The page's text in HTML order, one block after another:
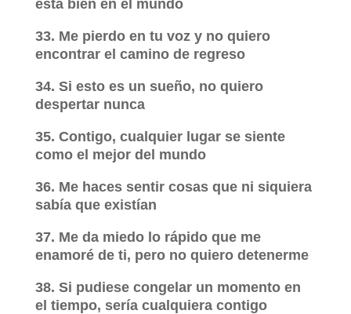
está bien en el mundo
33. Me pierdo en tu voz y no quiero
encontrar el camino de regreso
34. Si esto es un sueño, no quiero
despertar nunca
35. Contigo, cualquier lugar se siente
como el mejor del mundo
36. Me haces sentir cosas que ni siquiera
sabía que existían
37. Me da miedo lo rápido que me
enamoré de ti, pero no quiero detenerme
38. Si pudiese congelar un momento en
el tiempo, sería cualquiera contigo